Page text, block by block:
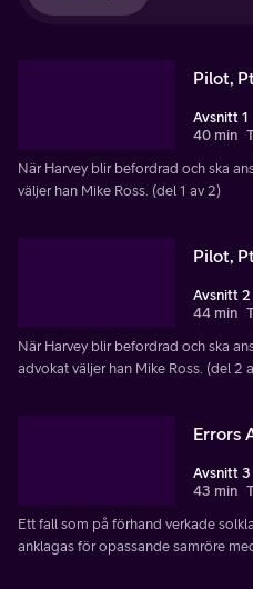
Pilot,
Avsnitt 1
40 min
När Harvey blir befordrad och ska
väljer han Mike Ross. (del 1 av 2)
Pilot,
Avsnitt 2
44 min
När Harvey blir befordrad och ska
advokat väljer han Mike Ross. (del 2
Errors
Avsnitt 3
43 min
Ett fall som på förhand verkade
anklagas för opassande samröre